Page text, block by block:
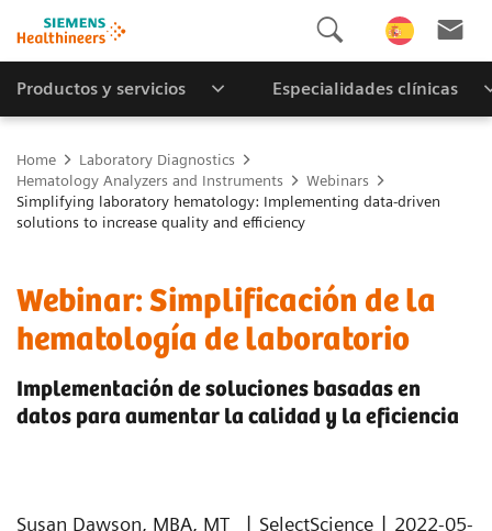
Productos y servicios Especialidades clínicas
Home
Laboratory Diagnostics
Hematology Analyzers and Instruments
Webinars
Simplifying laboratory hematology: Implementing data-driven
solutions to increase quality and efficiency
Webinar: Simplificación de la
hematología de laboratorio
Implementación de soluciones basadas en
datos para aumentar la calidad y la eficiencia
Susan Dawson, MBA, MT
| SelectScience | 2022-05-